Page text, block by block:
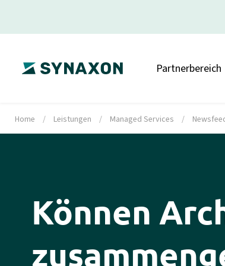
Partnerbereich
Home / Leistungen / Managed Services /
Können